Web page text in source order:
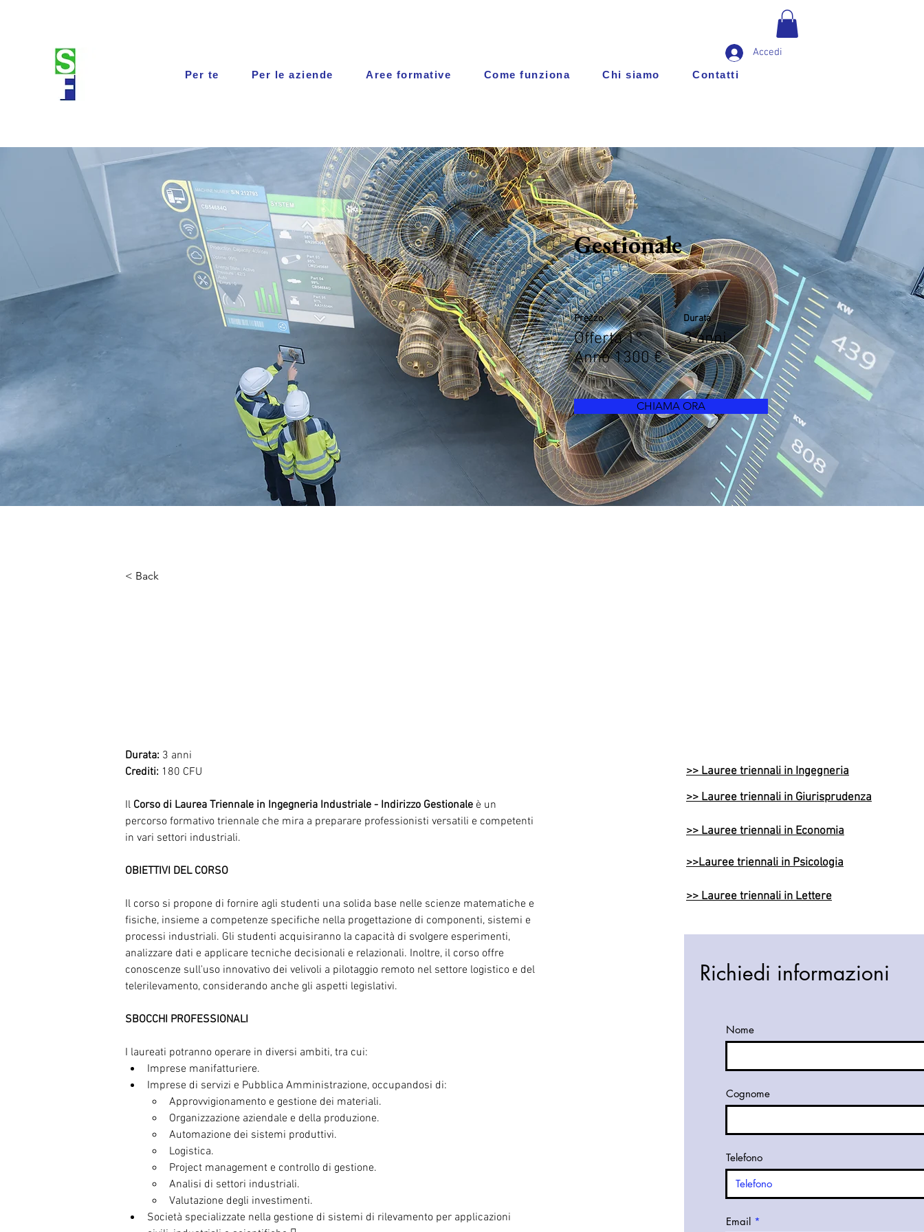
Accedi
Gestionale
Prezzo
Offerta 1°
Anno 1300 €
Durata
3 anni
CHIAMA ORA
< Back
Durata: 3 anni
Crediti: 180 CFU
Il Corso di Laurea Triennale in Ingegneria Industriale - Indirizzo Gestionale è un
percorso formativo triennale che mira a preparare professionisti versatili e competenti
in vari settori industriali.
OBIETTIVI DEL CORSO
Il corso si propone di fornire agli studenti una solida base nelle scienze matematiche e
fisiche, insieme a competenze specifiche nella progettazione di componenti, sistemi e
processi industriali. Gli studenti acquisiranno la capacità di svolgere esperimenti,
analizzare dati e applicare tecniche decisionali e relazionali. Inoltre, il corso offre
conoscenze sull'uso innovativo dei velivoli a pilotaggio remoto nel settore logistico e del
telerilevamento, considerando anche gli aspetti legislativi.
SBOCCHI PROFESSIONALI
I laureati potranno operare in diversi ambiti, tra cui:
Imprese manifatturiere.
Imprese di servizi e Pubblica Amministrazione, occupandosi di:
Approvvigionamento e gestione dei materiali.
Organizzazione aziendale e della produzione.
Automazione dei sistemi produttivi.
Logistica.
Project management e controllo di gestione.
Analisi di settori industriali.
Valutazione degli investimenti.
Società specializzate nella gestione di sistemi di rilevamento per applicazioni
>> Lauree triennali in Ingegneria
>> Lauree triennali in Giurisprudenza
>> Lauree triennali in Economia
>>Lauree triennali in Psicologia
>> Lauree triennali in Lettere
Richiedi informazioni
Nome
Cognome
Telefono
Email
Per te Per le aziende Aree formative Come funziona Chi siamo Contatti